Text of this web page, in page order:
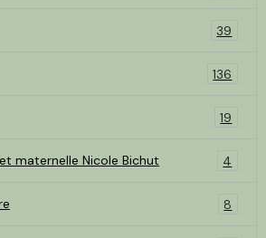
39
136
19
maternelle Nicole Bichut 4
8